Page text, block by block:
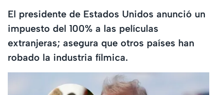
El presidente de Estados Unidos anunció un
impuesto del 100% a las películas
extranjeras; asegura que otros países han
robado la industria fílmica.